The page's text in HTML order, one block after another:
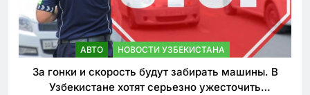
АВТО НОВОСТИ УЗБЕКИСТАНА
За гонки и скорость будут забирать машины. В
Узбекистане хотят серьезно ужесточить